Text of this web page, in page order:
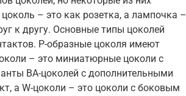
– это как розетка, а лампочка –
к другу. Основные типы цоколей
P-образные цоколя имеют
– это миниатюрные цоколи с
BA-цоколей с дополнительными
а W-цоколи – это цоколи с боковым